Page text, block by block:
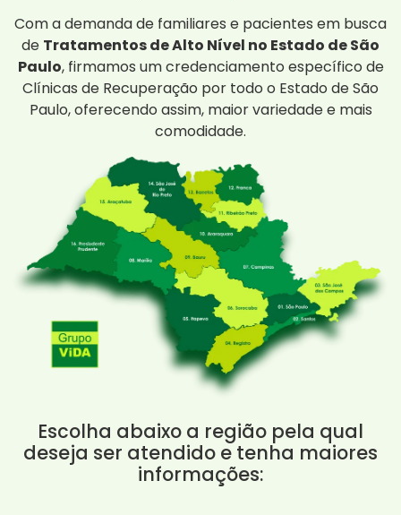
Com a demanda de familiares e pacientes em busca
de Tratamentos de Alto Nível no Estado de São
Paulo, firmamos um credenciamento específico de
Clínicas de Recuperação por todo o Estado de São
Paulo, oferecendo assim, maior variedade e mais
comodidade.
Escolha abaixo a região pela qual
deseja ser atendido e tenha maiores
informações: